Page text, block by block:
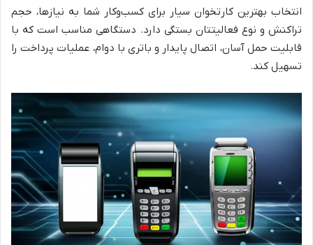
انتخاب بهترین کارتخوان سیار برای کسب‌وکار شما به نیازها، حجم
تراکنش و نوع فعالیتتان بستگی دارد. دستگاهی مناسب است که با
قابلیت حمل آسان، اتصال پایدار و باتری با دوام، عملیات پرداخت را
تسهیل کند.